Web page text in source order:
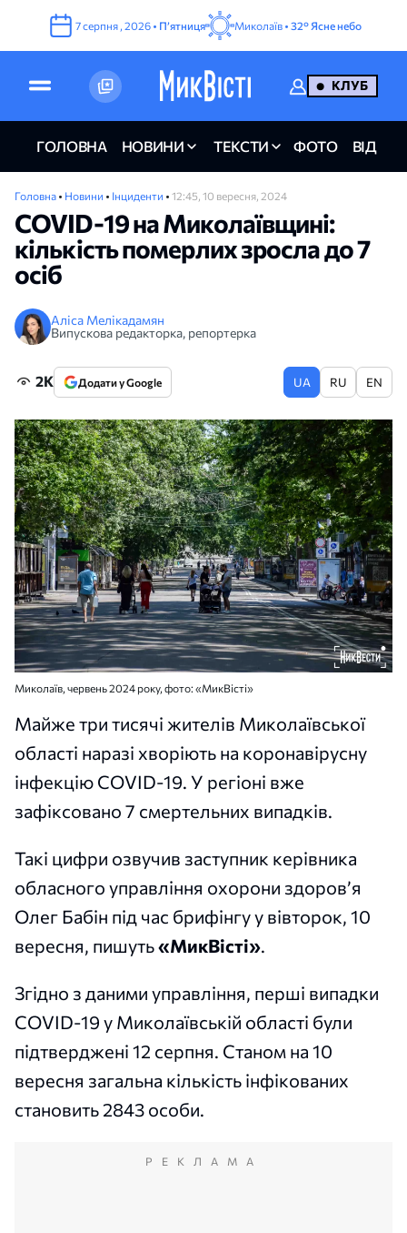
7серпня , 2026 • Пʼятниця Миколаїв • 32° Ясне небо
КЛУБ
ГОЛОВНА НОВИНИ ТЕКСТИ ФОТО ВІДЕО
Головна • Новини • Інциденти • 12:45, 10 вересня, 2024
COVID-19 на Миколаївщині:
кількість померлих зросла до 7
осіб
Аліса Мелікадамян
Випускова редакторка, репортерка
2K Додати у Google UA RU EN
Миколаїв, червень 2024 року, фото: «МикВісті»
Майже три тисячі жителів Миколаївської
області наразі хворіють на коронавірусну
інфекцію COVID-19. У регіоні вже
зафіксовано 7 смертельних випадків.
Такі цифри озвучив заступник керівника
обласного управління охорони здоров’я
Олег Бабін під час брифінгу у вівторок, 10
вересня, пишуть«МикВісті».
Згідно з даними управління, перші випадки
COVID-19 у Миколаївській області були
підтверджені 12 серпня. Станом на 10
вересня загальна кількість інфікованих
становить 2843 особи.
РЕКЛАМА